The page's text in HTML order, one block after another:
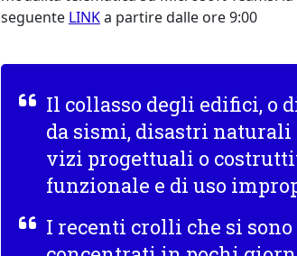
seguente LINKa partire dalle ore 9:00
Il collasso degli edifici, o
da sismi, disastri naturali
vizi progettuali o
funzionale e di uso
I recenti crolli che si